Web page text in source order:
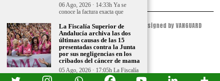
© 2023 - ESPACIO ANDALUZ - All Rights Reserved. Designed by VANGUARD
PEAK
06 Ago, 2026 · 14:33h Ya se
conoce la factura exacta que
La Fiscalía Superior de
Andalucía archiva las dos
últimas causas de las 15
presentadas contra la Junta
por sus negligencias en los
cribados del cáncer de mama
05 Ago, 2026 · 17:05h La Fiscalía
Superior de Andalucía ha acordado